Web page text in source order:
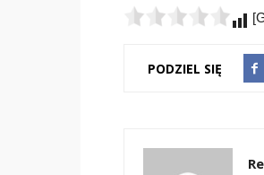
PODZIEL SIĘ